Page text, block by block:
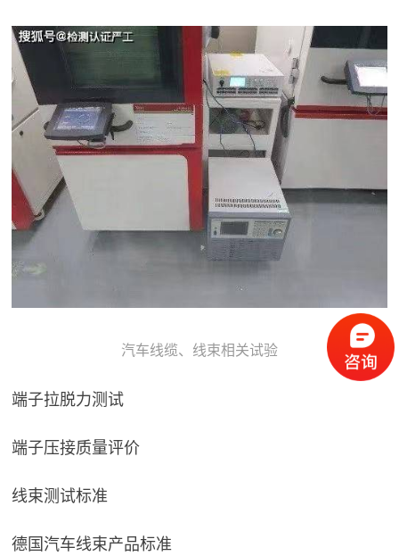
汽车线缆、线束相关试验
端子拉脱力测试
端子压接质量评价
线束测试标准
德国汽车线束产品标准